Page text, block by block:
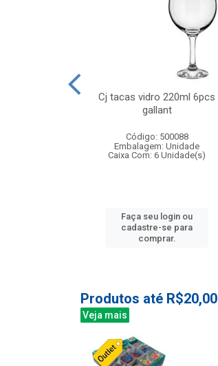
Cj tacas vidro 220ml 6pcs
gallant
Código: 500088
Embalagem: Unidade
Caixa Com: 6 Unidade(s)
Faça seu login ou
cadastre-se para
comprar.
Produtos até R$20,00
Veja mais